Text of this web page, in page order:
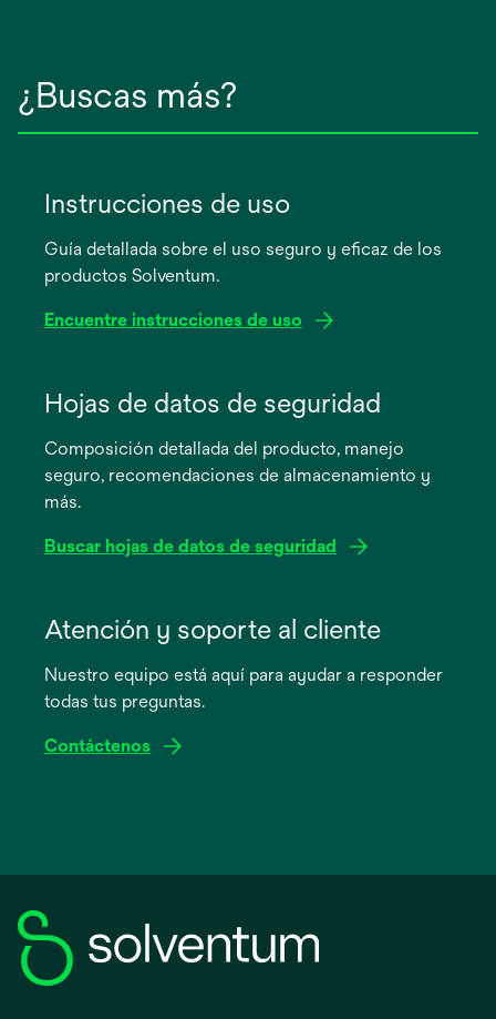
¿Buscas más?
Instrucciones de uso
Guía detallada sobre el uso seguro y eficaz de los
productos Solventum.
Encuentre instrucciones de uso
abre
pestaña
nueva
Hojas de datos de seguridad
Composición detallada del producto, manejo
seguro, recomendaciones de almacenamiento y
más.
Buscar hojas de datos de seguridad
abre
pestaña
Atención y soporte al cliente
Nuestro equipo está aquí para ayudar a responder
todas tus preguntas.
Contáctenos